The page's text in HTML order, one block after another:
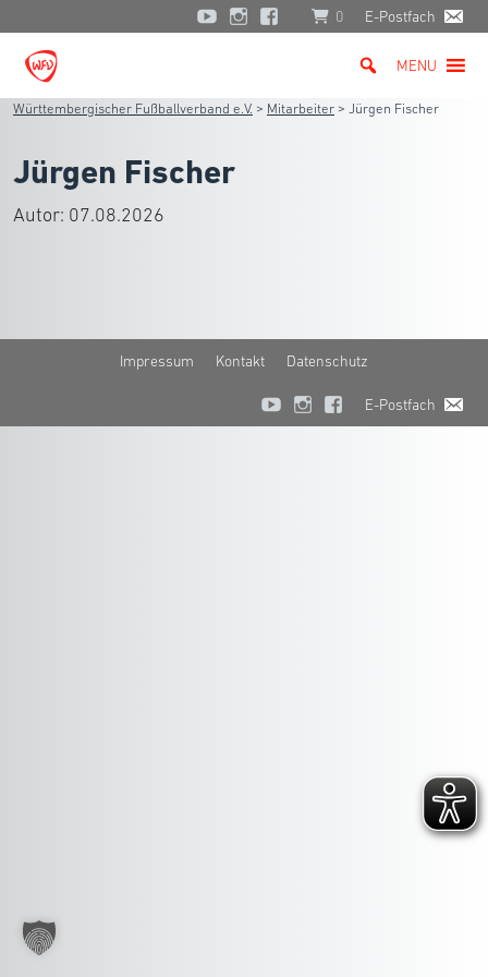
0 E-Postfach
MENU
Württembergischer Fußballverband e.V. > Mitarbeiter > Jürgen Fischer
Jürgen Fischer
Autor: 07.08.2026
Impressum Kontakt Datenschutz
E-Postfach